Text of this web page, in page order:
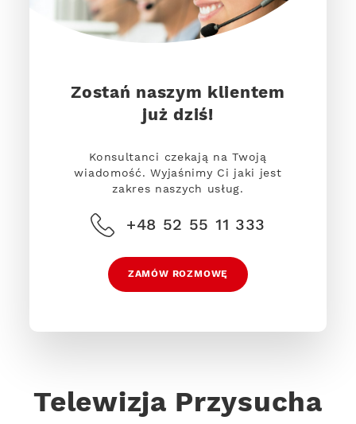
Zostań naszym klientem
już dziś!
Konsultanci czekają na Twoją
wiadomość. Wyjaśnimy Ci jaki jest
zakres naszych usług.
+48 52 55 11 333
ZAMÓW ROZMOWĘ
Telewizja Przysucha